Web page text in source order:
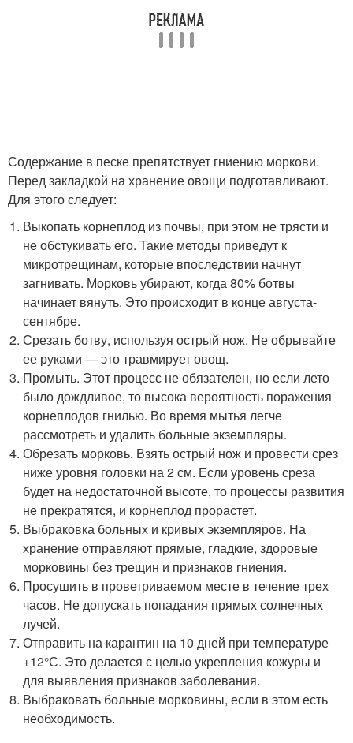
Содержание в песке препятствует гниению моркови.
Перед закладкой на хранение овощи подготавливают.
Для этого следует:
Выкопать корнеплод из почвы, при этом не трясти и
не обстукивать его. Такие методы приведут к
микротрещинам, которые впоследствии начнут
загнивать. Морковь убирают, когда 80% ботвы
начинает вянуть. Это происходит в конце августа-
сентябре.
Срезать ботву, используя острый нож. Не обрывайте
ее руками — это травмирует овощ.
Промыть. Этот процесс не обязателен, но если лето
было дождливое, то высока вероятность поражения
корнеплодов гнилью. Во время мытья легче
рассмотреть и удалить больные экземпляры.
Обрезать морковь. Взять острый нож и провести срез
ниже уровня головки на 2 см. Если уровень среза
будет на недостаточной высоте, то процессы развития
не прекратятся, и корнеплод прорастет.
Выбраковка больных и кривых экземпляров. На
хранение отправляют прямые, гладкие, здоровые
морковины без трещин и признаков гниения.
Просушить в проветриваемом месте в течение трех
часов. Не допускать попадания прямых солнечных
лучей.
Отправить на карантин на 10 дней при температуре
+12°С. Это делается с целью укрепления кожуры и
для выявления признаков заболевания.
Выбраковать больные морковины, если в этом есть
необходимость.